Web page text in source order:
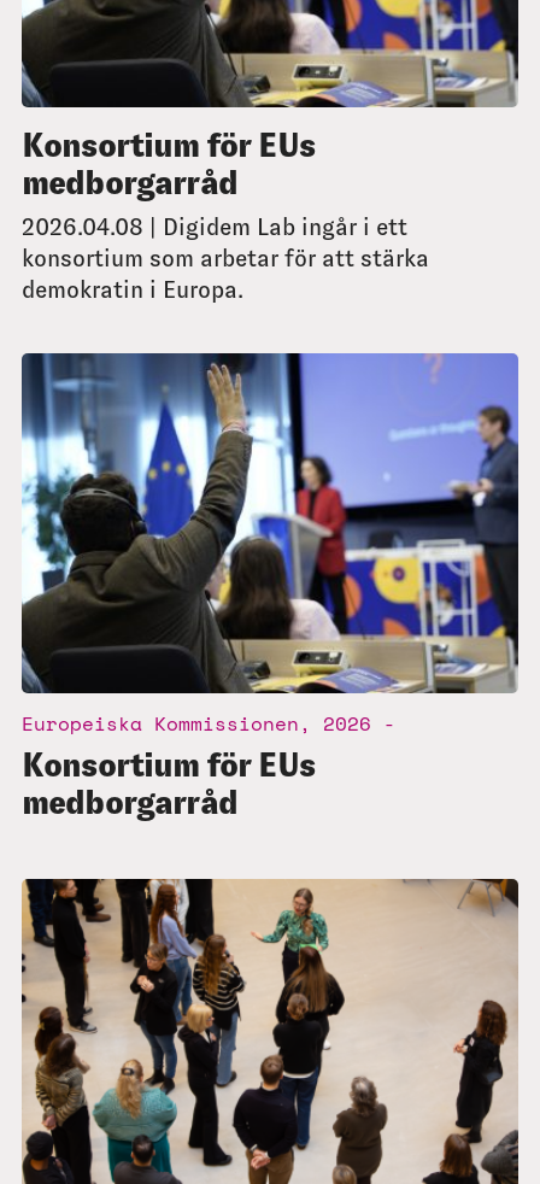
Konsortium för EUs
medborgarråd
2026.04.08 | Digidem Lab ingår i ett
konsortium som arbetar för att stärka
demokratin i Europa.
Europeiska Kommissionen, 2026 -
Konsortium för EUs
medborgarråd